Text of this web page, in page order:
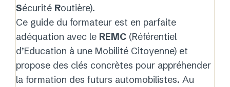
Sécurité Routière).
Ce guide du formateur est en parfaite
adéquation avec le REMC (Référentiel
d’Education à une Mobilité Citoyenne) et
propose des clés concrètes pour appréhender
la formation des futurs automobilistes. Au